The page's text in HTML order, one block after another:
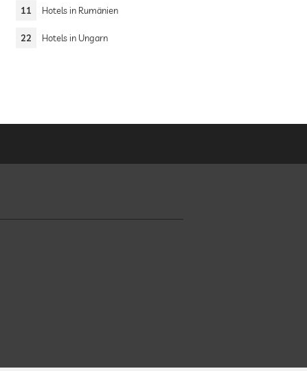
11 Hotels in Rumänien
22 Hotels in Ungarn